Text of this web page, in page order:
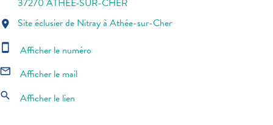
37270 ATHEE-SUR-CHER
location_on Site éclusier de Nitray à Athée-sur-Cher
smartphone Afficher le numéro
mail_outline Afficher le mail
search Afficher le lien